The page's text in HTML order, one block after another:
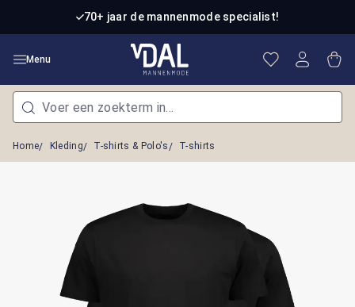
Ga naar de hoofdinhoud70+ jaar de mannenmode specialist!
Menu Je hebt 0
Home Kleding T-shirts & Polo's T-shirts